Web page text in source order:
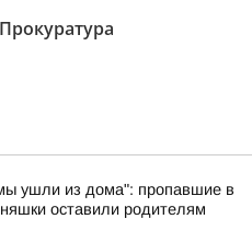
ушли из дома": пропавшие в
оставили родителям